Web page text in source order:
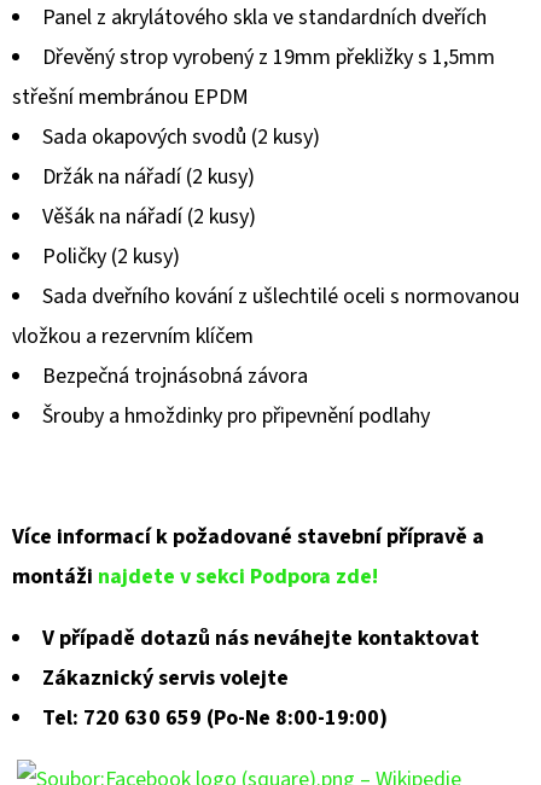
z
hvězdiček.
Panel z akrylátového skla ve standardních dveřích
Dřevěný strop vyrobený z 19mm překližky s 1,5mm
střešní membránou EPDM
Sada okapových svodů (2 kusy)
Držák na nářadí (2 kusy)
Věšák na nářadí (2 kusy)
Poličky (2 kusy)
Sada dveřního kování z ušlechtilé oceli s normovanou
vložkou a rezervním klíčem
Bezpečná trojnásobná závora
Šrouby a hmoždinky pro připevnění podlahy
Více informací k požadované stavební přípravě a
montáži najdete v sekci Podpora zde!
V případě dotazů nás neváhejte kontaktovat
Zákaznický servis volejte
Tel: 720 630 659 (Po-Ne 8:00-19:00)